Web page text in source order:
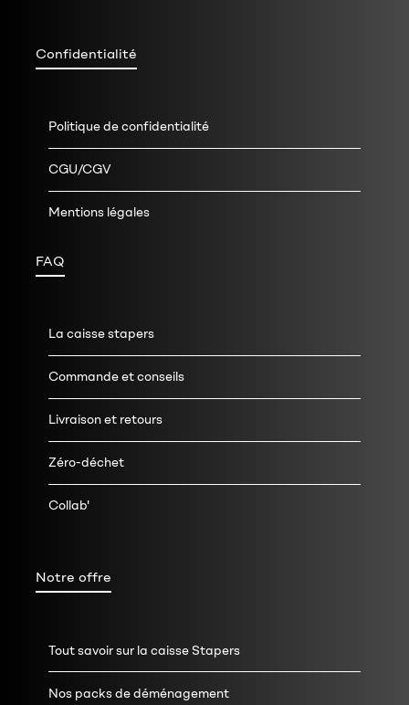
Confidentialité
Politique de confidentialité
CGU/CGV
Mentions légales
FAQ
La caisse stapers
Commande et conseils
Livraison et retours
Zéro-déchet
Collab'
Notre offre
Tout savoir sur la caisse Stapers
Nos packs de déménagement